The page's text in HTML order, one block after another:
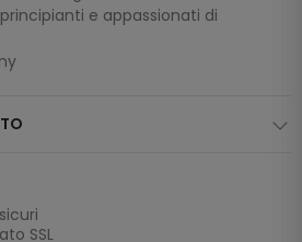
e appassionati di
SSL